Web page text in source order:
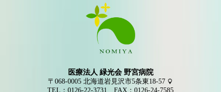
医療法人 緑光会 野宮病院
〒068-0005 北海道岩見沢市5条東18-57
TEL： 0126-22-3731 FAX：0126-24-7585